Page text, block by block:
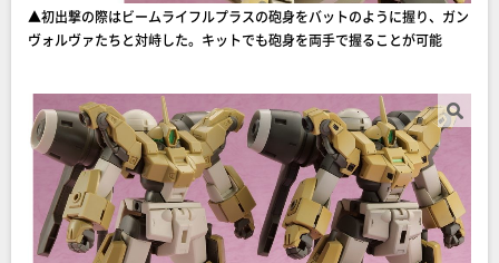
▲初出撃の際はビームライフルプラスの砲身をバットのように握り、ガン
ヴォルヴァたちと対峙した。キットでも砲身を両手で握ることが可能